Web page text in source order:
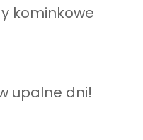
kominkowe
upalne dni!